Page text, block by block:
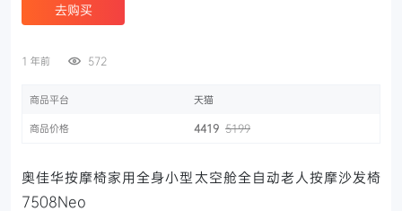
去购买
1 年前 572
商品平台 天猫
商品价格 4419 5199
奥佳华按摩椅家用全身小型太空舱全自动老人按摩沙发椅
7508Neo